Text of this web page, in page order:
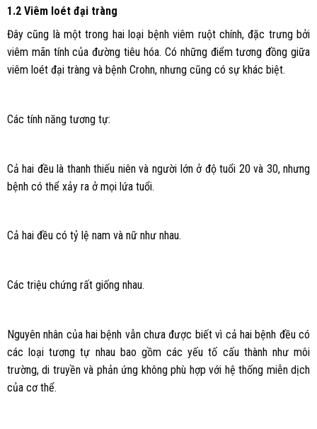
1.2 Viêm loét đại tràng
Đây cũng là một trong hai loại bệnh viêm ruột chính, đặc trưng bởi
viêm mãn tính của đường tiêu hóa. Có những điểm tương đồng giữa
viêm loét đại tràng và bệnh Crohn, nhưng cũng có sự khác biệt.
Các tính năng tương tự:
Cả hai đều là thanh thiếu niên và người lớn ở độ tuổi 20 và 30, nhưng
bệnh có thể xảy ra ở mọi lứa tuổi.
Cả hai đều có tỷ lệ nam và nữ như nhau.
Các triệu chứng rất giống nhau.
Nguyên nhân của hai bệnh vẫn chưa được biết vì cả hai bệnh đều có
các loại tương tự nhau bao gồm các yếu tố cấu thành như môi
trường, di truyền và phản ứng không phù hợp với hệ thống miễn dịch
của cơ thể.